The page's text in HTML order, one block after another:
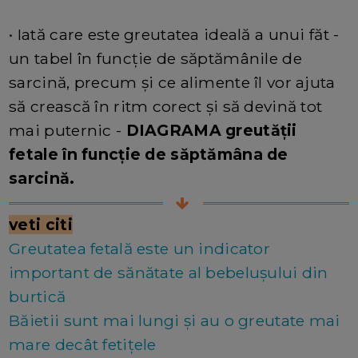
• Iată care este greutatea ideală a unui făt -
un tabel în funcție de săptămânile de
sarcină, precum și ce alimente îl vor ajuta
să crească în ritm corect și să devină tot
mai puternic - DIAGRAMA greutății
fetale în funcție de săptămâna de
sarcină.
veti citi
Greutatea fetală este un indicator
important de sănătate al bebelușului din
burtică
Băietii sunt mai lungi și au o greutate mai
mare decât fetițele